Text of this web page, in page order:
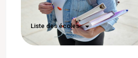
Liste des écoles